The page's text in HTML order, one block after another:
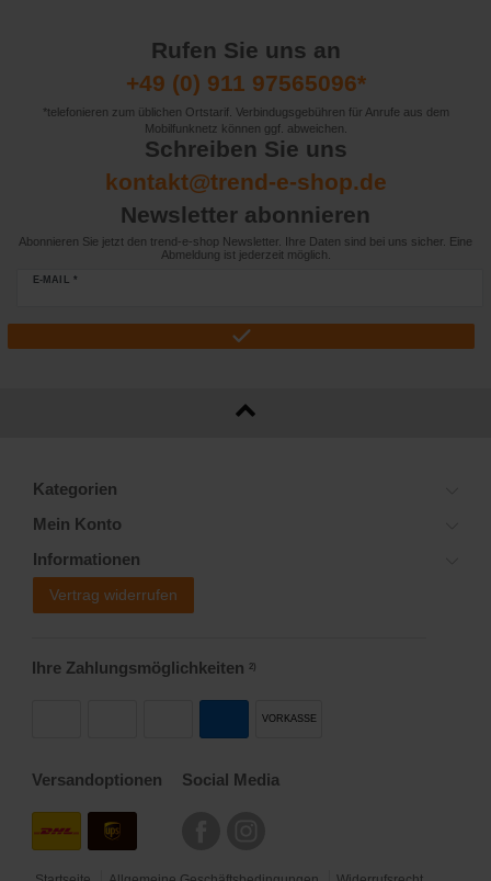
Rufen Sie uns an
+49 (0) 911 97565096*
*telefonieren zum üblichen Ortstarif. Verbindugsgebühren für Anrufe aus dem
Mobilfunknetz können ggf. abweichen.
Schreiben Sie uns
kontakt@trend-e-shop.de
Newsletter abonnieren
Abonnieren Sie jetzt den trend-e-shop Newsletter. Ihre Daten sind bei uns sicher. Eine
Abmeldung ist jederzeit möglich.
E-MAIL *
Kategorien
Mein Konto
Informationen
Vertrag widerrufen
Ihre Zahlungsmöglichkeiten 2)
VORKASSE
Versandoptionen Social Media